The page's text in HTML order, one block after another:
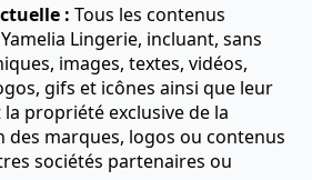
: Tous les contenus
Lingerie, incluant, sans
images, textes, vidéos,
gifs et icônes ainsi que leur
propriété exclusive de la
des marques, logos ou contenus
sociétés partenaires ou